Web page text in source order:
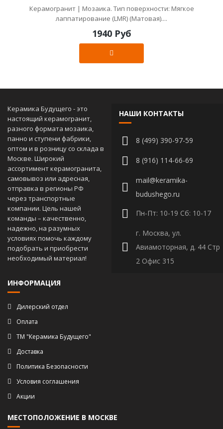
Керамогранит | Мозаика. Тип поверхности: Мягкое
лаппатирование (LMR) (Матовая)....
1940 Руб
Керамика Будущего - это
настоящий керамогранит,
разного формата мозаика,
панно и ступени фабрики,
оптом и в розницу со склада в
Москве. Широкий
ассортимент керамогранита,
самовывоз или адресная,
отправка в регионы РФ
через транспортные
компании. Цель нашей
команды – качественно,
надежно, на разумных
условиях помочь каждому
подобрать и приобрести
необходимый материал!
НАШИ КОНТАКТЫ
8 (499) 390-97-59
8 (916) 114-66-69
mail@keramika-
budushego.ru
Пн-Пт: 10-19 Сб: 10-17
г. Москва, ул.
Авиамоторная, д. 44 Стр
2 Офис 315
ИНФОРМАЦИЯ
Дилерский отдел
Оплата
ТМ "Керамика Будущего"
Доставка
Политика Безопасности
Условия соглашения
Акции
МЕСТОПОЛОЖЕНИЕ В МОСКВЕ